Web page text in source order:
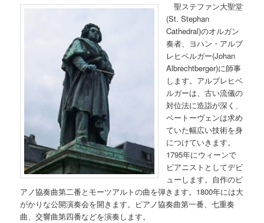
聖ステファン大聖堂
(St. Stephan
Cathedral)のオルガン
奏者、ヨハン・アルブ
レヒベルガー(Johan
Albrechtberger)に師事
します。アルブレヒベ
ルガーは、古い流儀の
対位法に造詣が深く、
ベートーヴェンは求め
ていた幅広い技術を身
につけていきます。
1795年にウィーンで
ピアニストとしてデビ
ューします。自作のピ
アノ協奏曲第二番とモーツアルトの曲を弾きます。1800年には大
がかりな公開演奏会を開きます。ピアノ協奏曲第一番、七重奏
曲、交響曲第四番などを演奏します。